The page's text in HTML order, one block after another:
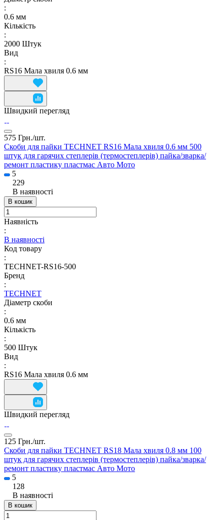
:
0.6 мм
Кількість
:
2000 Штук
Вид
:
RS16 Мала хвиля 0.6 мм
Швидкий перегляд
575 Грн./шт.
Скоби для пайки TECHNET RS16 Мала хвиля 0.6 мм 500
штук для гарячих степлерів (термостеплерів) пайка/зварка/
ремонт пластику пластмас Авто Мото
5
229
В наявності
В кошик
Наявність
:
В наявності
Код товару
:
TECHNET-RS16-500
Бренд
:
TECHNET
Діаметр скоби
:
0.6 мм
Кількість
:
500 Штук
Вид
:
RS16 Мала хвиля 0.6 мм
Швидкий перегляд
125 Грн./шт.
Скоби для пайки TECHNET RS18 Мала хвиля 0.8 мм 100
штук для гарячих степлерів (термостеплерів) пайка/зварка/
ремонт пластику пластмас Авто Мото
5
128
В наявності
В кошик